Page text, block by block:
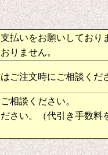
払いをお願いしており
りません。
ご注文時にご相談くだ
相談ください。
さい。（代引き手数料